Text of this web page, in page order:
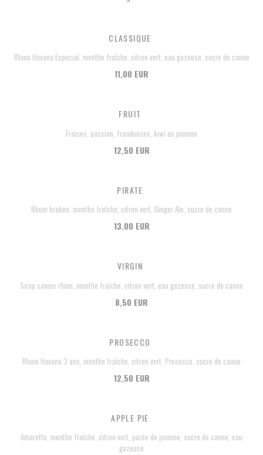
CLASSIQUE
Rhum Havana Especial, menthe fraîche, citron vert, eau gazeuse, sucre de canne
11,00 EUR
FRUIT
Fraises, passion, framboises, kiwi ou pomme
12,50 EUR
PIRATE
Rhum kraken, menthe fraîche, citron vert, Ginger Ale, sucre de canne
13,00 EUR
VIRGIN
Sirop saveur rhum, menthe fraîche, citron vert, eau gazeuse, sucre de canne
8,50 EUR
PROSECCO
Rhum Havana 3 ans, menthe fraîche, citron vert, Prosecco, sucre de canne
12,50 EUR
APPLE PIE
Amaretto, menthe fraîche, citron vert, purée de pomme, sucre de canne, eau
gazeuse